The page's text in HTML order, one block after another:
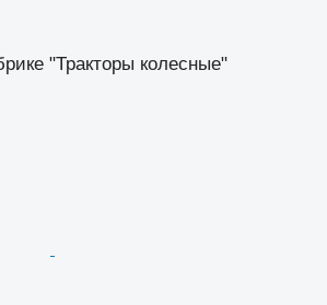
"Тракторы колесные"